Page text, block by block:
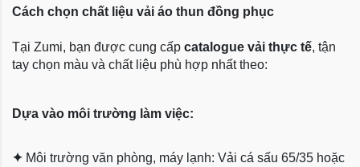
Cách chọn chất liệu vải áo thun đồng phục
Tại Zumi, bạn được cung cấp catalogue vải thực tế, tận
tay chọn màu và chất liệu phù hợp nhất theo:
Dựa vào môi trường làm việc:
✦ Môi trường văn phòng, máy lạnh: Vải cá sấu 65/35 hoặc